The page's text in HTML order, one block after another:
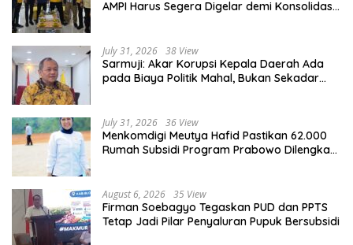
AMPI Harus Segera Digelar demi Konsolidasi
July 31, 2026 38 View
Sarmuji: Akar Korupsi Kepala Daerah Ada
pada Biaya Politik Mahal, Bukan Sekadar
July 31, 2026 36 View
Menkomdigi Meutya Hafid Pastikan 62.000
Rumah Subsidi Program Prabowo Dilengkapi
August 6, 2026 35 View
Firman Soebagyo Tegaskan PUD dan PPTS
Tetap Jadi Pilar Penyaluran Pupuk Bersubsidi